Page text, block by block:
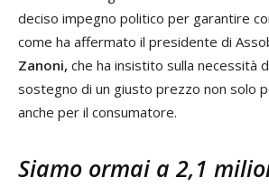
deciso impegno politico per garantire
come ha affermato il presidente di
Zanoni, che ha insistito sulla necessità
sostegno di un giusto prezzo non solo
anche per il consumatore.
Siamo ormai a 2,1